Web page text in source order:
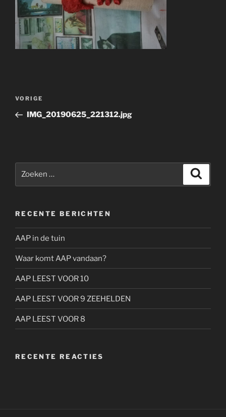
Bericht
Vorig
bericht
VORIGE
IMG_20190625_221312.jpg
RECENTE BERICHTEN
AAP in de tuin
Waar komt AAP vandaan?
AAP LEEST VOOR 10
AAP LEEST VOOR 9 ZEEHELDEN
AAP LEEST VOOR 8
RECENTE REACTIES